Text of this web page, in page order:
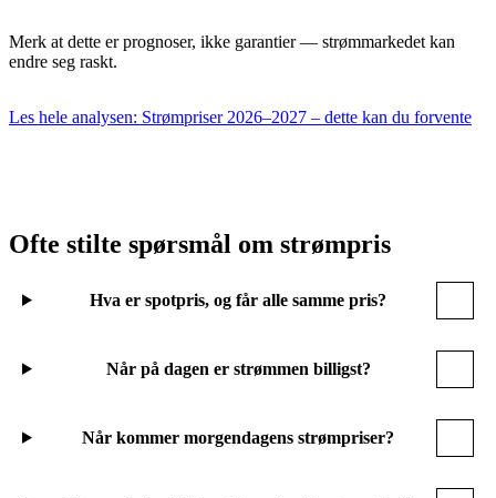
Merk at dette er prognoser, ikke garantier — strømmarkedet kan
endre seg raskt.
Les hele analysen: Strømpriser 2026–2027 – dette kan du forvente
Ofte stilte spørsmål om strømpris
Hva er spotpris, og får alle samme pris?
Når på dagen er strømmen billigst?
Når kommer morgendagens strømpriser?